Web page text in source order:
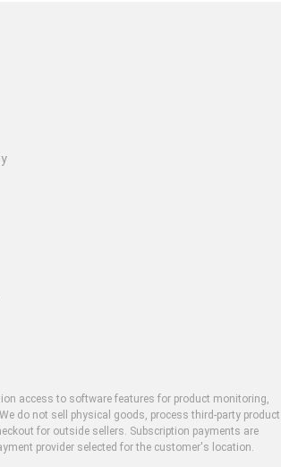
access to software features for product monitoring,
do not sell physical goods, process third-party product
for outside sellers. Subscription payments are
provider selected for the customer's location.